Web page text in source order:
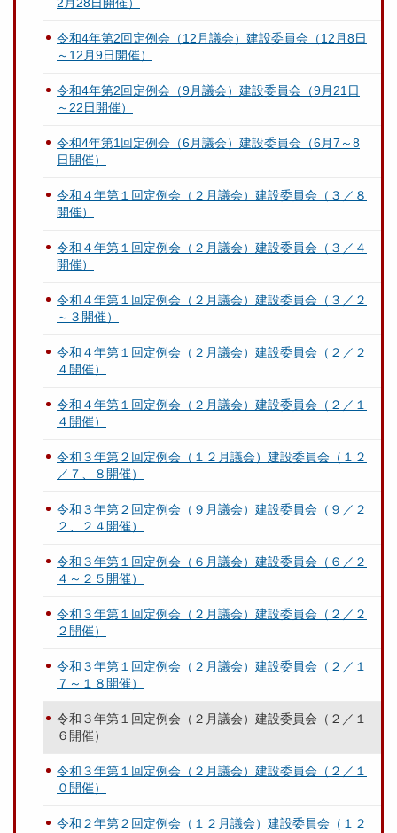
令和4年第2回定例会（12月議会）建設委員会（12月8日
～12月9日開催）
令和4年第2回定例会（9月議会）建設委員会（9月21日
～22日開催）
令和4年第1回定例会（6月議会）建設委員会（6月7～8
日開催）
令和４年第１回定例会（２月議会）建設委員会（３／８
開催）
令和４年第１回定例会（２月議会）建設委員会（３／４
開催）
令和４年第１回定例会（２月議会）建設委員会（３／２
～３開催）
令和４年第１回定例会（２月議会）建設委員会（２／２
４開催）
令和４年第１回定例会（２月議会）建設委員会（２／１
４開催）
令和３年第２回定例会（１２月議会）建設委員会（１２
／７、８開催）
令和３年第２回定例会（９月議会）建設委員会（９／２
２、２４開催）
令和３年第１回定例会（６月議会）建設委員会（６／２
４～２５開催）
令和３年第１回定例会（２月議会）建設委員会（２／２
２開催）
令和３年第１回定例会（２月議会）建設委員会（２／１
７～１８開催）
令和３年第１回定例会（２月議会）建設委員会（２／１
６開催）
令和３年第１回定例会（２月議会）建設委員会（２／１
０開催）
令和２年第２回定例会（１２月議会）建設委員会（１２